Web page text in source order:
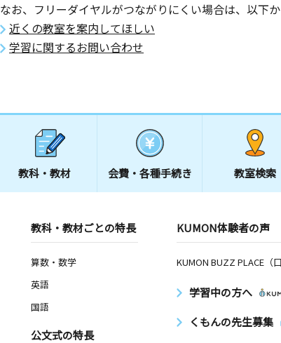
なお、フリーダイヤルがつながりにくい場合は、以下
近くの教室を案内してほしい
学習に関するお問い合わせ
教科・教材 会費・ 各種手続き 教室検索
教科・教材ごとの特長
算数・数学
英語
国語
公文式の特長
KUMON体験者の声
KUMON BUZZ PLACE（
学習中の方へ
くもんの先生募集